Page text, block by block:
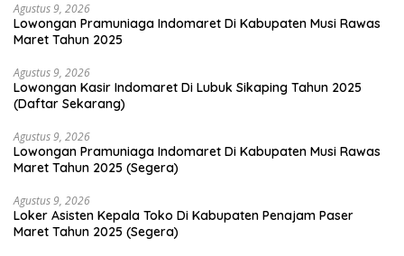
Agustus 9, 2026
Lowongan Pramuniaga Indomaret Di Kabupaten Musi Rawas
Maret Tahun 2025
Agustus 9, 2026
Lowongan Kasir Indomaret Di Lubuk Sikaping Tahun 2025
(Daftar Sekarang)
Agustus 9, 2026
Lowongan Pramuniaga Indomaret Di Kabupaten Musi Rawas
Maret Tahun 2025 (Segera)
Agustus 9, 2026
Loker Asisten Kepala Toko Di Kabupaten Penajam Paser
Maret Tahun 2025 (Segera)